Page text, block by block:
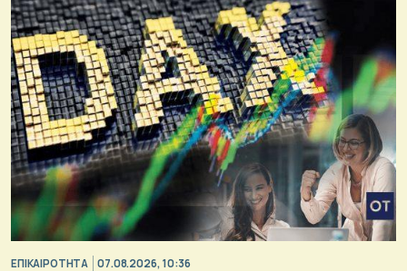
ΕΠΙΚΑΙΡΟΤΗΤΑ 07.08.2026, 10:36